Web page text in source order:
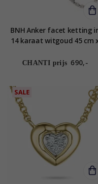
BNH Anker facet ketting
14 karaat witgoud 45 cm
CHANTI prijs 690,-
SALE